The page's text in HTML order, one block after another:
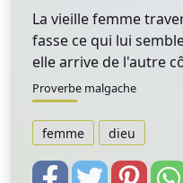
La vieille femme
fasse ce qui lui
elle arrive de l'autre
Proverbe malgache
femme dieu